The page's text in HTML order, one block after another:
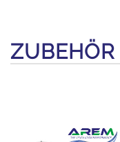
ZUBEHÖR